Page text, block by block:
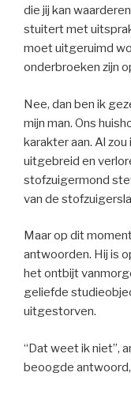
die jij kan
stuitert met
moet uitgeruimd
onderbroeken zijn
Nee, dan ben ik
mijn man. Ons
karakter aan. Al zou
uitgebreid en
stofzuigermond
van de
Maar op dit
antwoorden. Hij is
het ontbijt
geliefde
uitgestorven.
“Dat weet ik niet”,
beoogde